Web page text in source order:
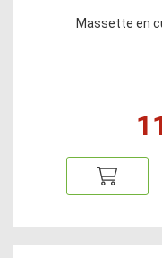
Massette en